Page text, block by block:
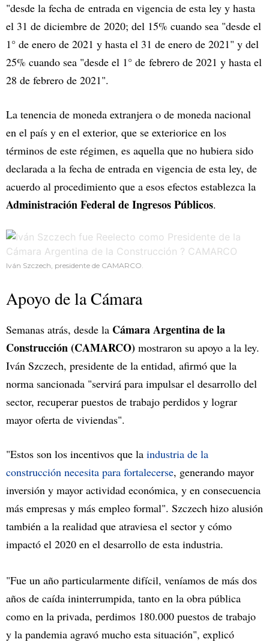
"desde la fecha de entrada en vigencia de esta ley y hasta
el 31 de diciembre de 2020; del 15% cuando sea "desde el
1° de enero de 2021 y hasta el 31 de enero de 2021" y del
25% cuando sea "desde el 1° de febrero de 2021 y hasta el
28 de febrero de 2021".
La tenencia de moneda extranjera o de moneda nacional
en el país y en el exterior, que se exteriorice en los
términos de este régimen, es aquella que no hubiera sido
declarada a la fecha de entrada en vigencia de esta ley, de
acuerdo al procedimiento que a esos efectos establezca la
Administración Federal de Ingresos Públicos.
Iván Szczech, presidente de CAMARCO.
Apoyo de la Cámara
Semanas atrás, desde la Cámara Argentina de la
Construcción (CAMARCO) mostraron su apoyo a la ley.
Iván Szczech, presidente de la entidad, afirmó que la
norma sancionada "servirá para impulsar el desarrollo del
sector, recuperar puestos de trabajo perdidos y lograr
mayor oferta de viviendas".
"Estos son los incentivos que la industria de la
construcción necesita para fortalecerse, generando mayor
inversión y mayor actividad económica, y en consecuencia
más empresas y más empleo formal". Szczech hizo alusión
también a la realidad que atraviesa el sector y cómo
impactó el 2020 en el desarrollo de esta industria.
"Fue un año particularmente difícil, veníamos de más dos
años de caída ininterrumpida, tanto en la obra pública
como en la privada, perdimos 180.000 puestos de trabajo
y la pandemia agravó mucho esta situación", explicó